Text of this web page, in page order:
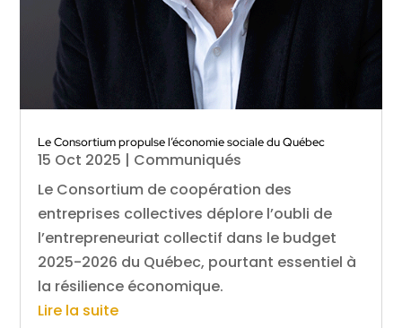
Le Consortium propulse l’économie sociale du Québec
15 Oct 2025 | Communiqués
Le Consortium de coopération des
entreprises collectives déplore l’oubli de
l’entrepreneuriat collectif dans le budget
2025-2026 du Québec, pourtant essentiel à
la résilience économique.
Lire la suite